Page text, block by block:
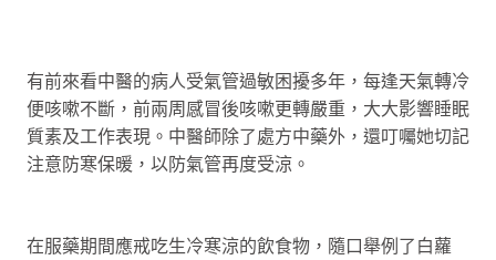
有前來看中醫的病人受氣管過敏困擾多年，每逢天氣轉冷
便咳嗽不斷，前兩周感冒後咳嗽更轉嚴重，大大影響睡眠
質素及工作表現。中醫師除了處方中藥外，還叮囑她切記
注意防寒保暖，以防氣管再度受涼。
在服藥期間應戒吃生冷寒涼的飲食物，隨口舉例了白蘿